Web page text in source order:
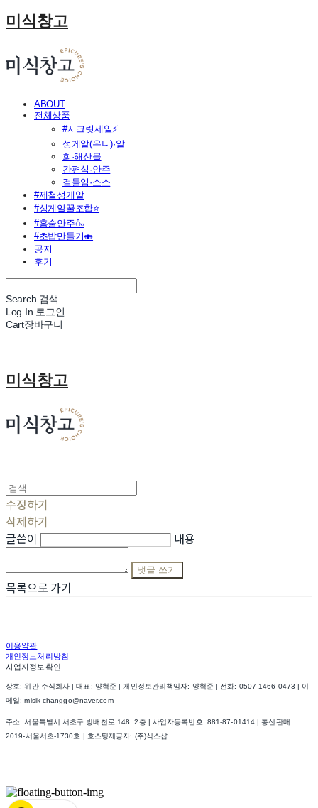
미식창고
ABOUT
전체상품
#시크릿세일⚡
성게알(우니)·알
회·해산물
간편식·안주
곁들임·소스
#제철성게알
#성게알꿀조합⭐
#홈술안주🍶
#초밥만들기🍣
공지
후기
Search 검색
Log In 로그인
Cart장바구니
미식창고
수정하기
삭제하기
글쓴이
내용
댓글 쓰기
목록으로 가기
이용약관
개인정보처리방침
사업자정보확인
상호: 위안 주식회사 | 대표: 양혁준 | 개인정보관리책임자: 양혁준 | 전화: 0507-1466-0473 | 이
메일: misik-changgo@naver.com
주소: 서울특별시 서초구 방배천로 148, 2층 | 사업자등록번호: 881-87-01414 | 통신판매:
2019-서울서초-1730호
| 호스팅제공자: (주)식스샵